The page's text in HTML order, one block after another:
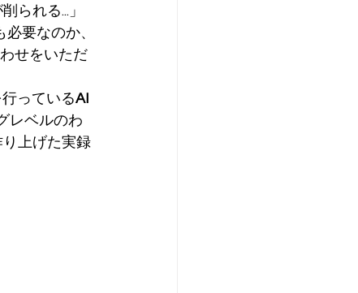
られる...」
要なのか、
せをいただ
っているAI
レベルのわ
上げた実録